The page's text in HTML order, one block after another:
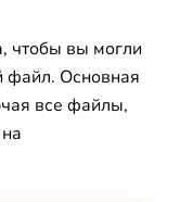
чтобы вы могли
файл. Основная
все файлы,